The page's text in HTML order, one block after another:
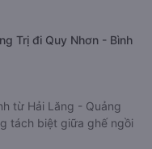
Trị đi Quy Nhơn - Bình
từ Hải Lăng - Quảng
tách biệt giữa ghế ngồi